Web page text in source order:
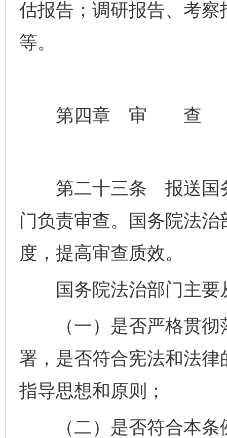
估报告；调研报告、考
等。
第四章 审 查
第二十三条 报送国务
门负责审查。国务院法
度，提高审查质效。
国务院法治部门主要
（一）是否严格贯彻
署，是否符合宪法和法
指导思想和原则；
（二）是否符合本条